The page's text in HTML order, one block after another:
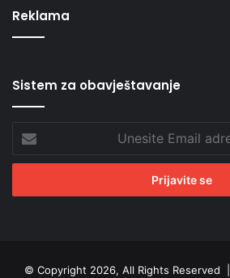
Reklama
Sistem za obavještavanje
Email
adresu
© Copyright 2026, All Rights Reserved |